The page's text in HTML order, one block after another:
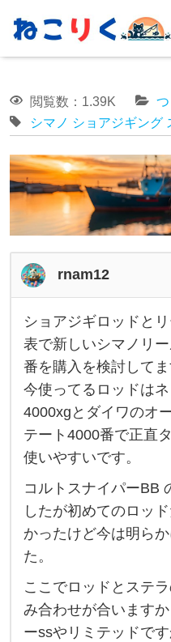
閲覧数：1.39K
シマノ ショアジギング
rnam12
シ
ョ
ア
ジ
ギ
ロ
ッ
ド
と
リ
ー
ル
に
ショアジギロッドと
表で新しいシマノリ
番を購入を検討してま
今使ってるロッドは
4000xgとダイワのオ
テート4000番で正直
使いやすいです。
コルトスナイパーBB
したが初めてのロッ
かったけど今は明ら
た。
ここでロッドとステ
み合わせが合います
ーssやリミテッドです